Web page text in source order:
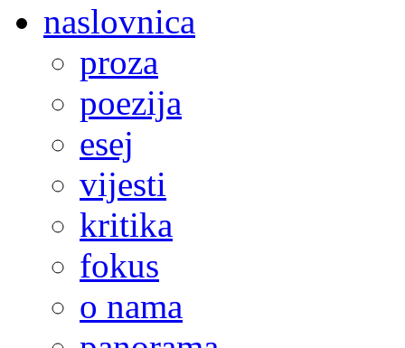
naslovnica
proza
poezija
esej
vijesti
kritika
fokus
o nama